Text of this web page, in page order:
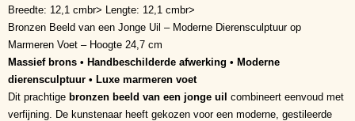
Breedte: 12,1 cmbr> Lengte: 12,1 cmbr>
Bronzen Beeld van een Jonge Uil – Moderne Dierensculptuur op
Marmeren Voet – Hoogte 24,7 cm
Massief brons • Handbeschilderde afwerking • Moderne
dierensculptuur • Luxe marmeren voet
Dit prachtige bronzen beeld van een jonge uil combineert eenvoud met
verfijning. De kunstenaar heeft gekozen voor een moderne, gestileerde